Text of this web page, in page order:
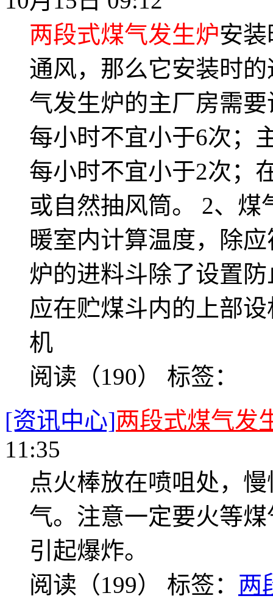
两段式煤气发生炉安
通风，那么它安装时
气发生炉的主厂房需
每小时不宜小于6次；
每小时不宜小于2次；
或自然抽风筒。 2、
暖室内计算温度，除
炉的进料斗除了设置
应在贮煤斗内的上部
机
阅读（190） 标签：
[资讯中心]两段式煤气发
11:35
点火棒放在喷咀处，
气。注意一定要火等
引起爆炸。
阅读（199） 标签： 两